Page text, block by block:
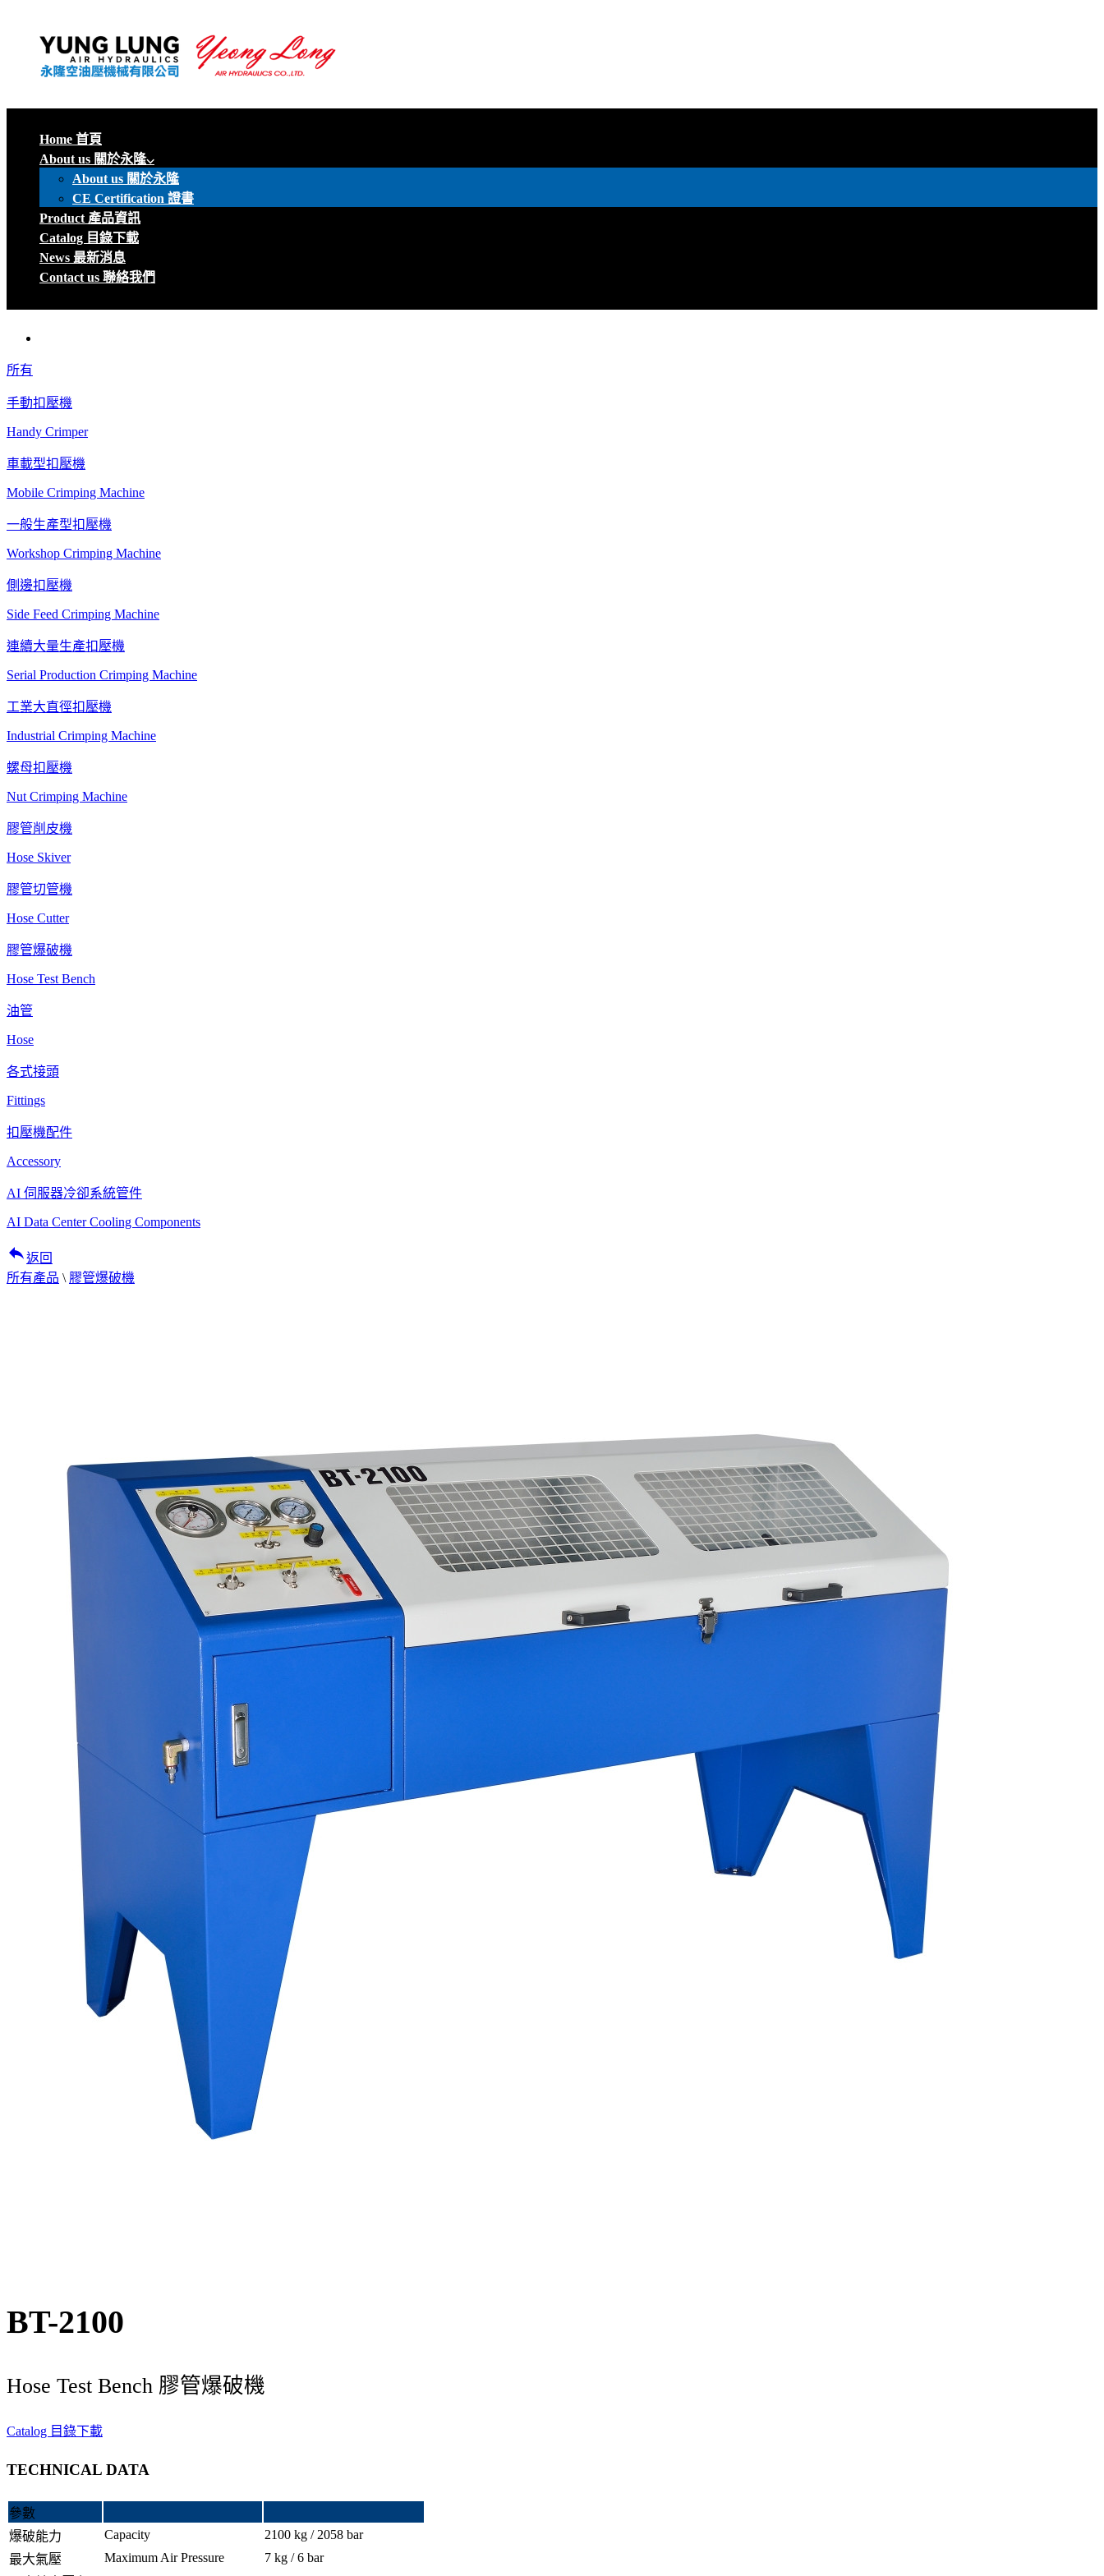
Home 首頁
About us 關於永隆
About us 關於永隆
CE Certification 證書
Product 產品資訊
Catalog 目錄下載
News 最新消息
Contact us 聯絡我們
所有
手動扣壓機
Handy Crimper
車載型扣壓機
Mobile Crimping Machine
一般生產型扣壓機
Workshop Crimping Machine
側邊扣壓機
Side Feed Crimping Machine
連續大量生產扣壓機
Serial Production Crimping Machine
工業大直徑扣壓機
Industrial Crimping Machine
螺母扣壓機
Nut Crimping Machine
膠管削皮機
Hose Skiver
膠管切管機
Hose Cutter
膠管爆破機
Hose Test Bench
油管
Hose
各式接頭
Fittings
扣壓機配件
Accessory
AI 伺服器冷卻系統管件
AI Data Center Cooling Components
reply返回
所有產品 \ 膠管爆破機
BT-2100
Hose Test Bench 膠管爆破機
Catalog 目錄下載
TECHNICAL DATA
參數
爆破能力
Capacity
2100 kg / 2058 bar
最大氣壓
Maximum Air Pressure
7 kg / 6 bar